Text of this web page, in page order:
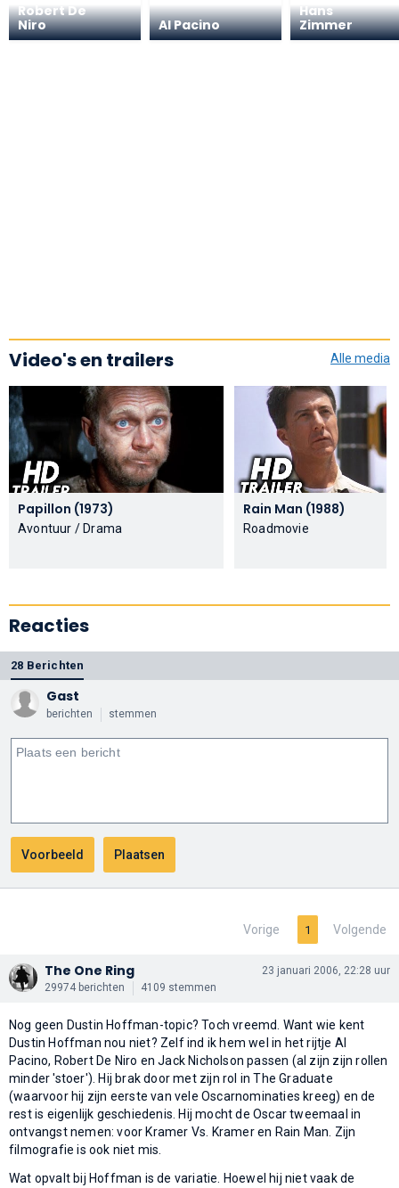
Robert De
Niro
Al Pacino
Hans
Zimmer
Video's en trailers Alle media
Papillon (1973)
Avontuur / Drama
Rain Man (1988)
Roadmovie
Reacties
28 Berichten
Gast
berichten stemmen
Vorige 1 Volgende
The One Ring
29974 berichten 4109 stemmen
23 januari 2006, 22:28 uur
Nog geen Dustin Hoffman-topic? Toch vreemd. Want wie kent
Dustin Hoffman nou niet? Zelf ind ik hem wel in het rijtje Al
Pacino, Robert De Niro en Jack Nicholson passen (al zijn zijn rollen
minder 'stoer'). Hij brak door met zijn rol in The Graduate
(waarvoor hij zijn eerste van vele Oscarnominaties kreeg) en de
rest is eigenlijk geschiedenis. Hij mocht de Oscar tweemaal in
ontvangst nemen: voor Kramer Vs. Kramer en Rain Man. Zijn
filmografie is ook niet mis.
Wat opvalt bij Hoffman is de variatie. Hoewel hij niet vaak de